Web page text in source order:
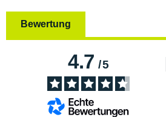
Bewertung
4.7/5